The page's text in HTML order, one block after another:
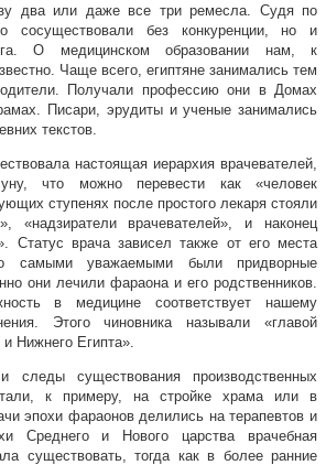
два или даже все три ремесла. Судя по
сосуществовали без конкуренции, но и
О медицинском образовании нам, к
Чаще всего, египтяне занимались тем
Получали профессию они в Домах
Писари, эрудиты и ученые занимались
текстов.
настоящая иерархия врачевателей,
что можно перевести как «человек
ступенях после простого лекаря стояли
«надзиратели врачевателей», и наконец
Статус врача зависел также от его места
самыми уважаемыми были придворные
они лечили фараона и его родственников.
в медицине соответствует нашему
Этого чиновника называли «главой
Нижнего Египта».
следы существования производственных
к примеру, на стройке храма или в
эпохи фараонов делились на терапевтов и
Среднего и Нового царства врачебная
существовать, тогда как в более ранние